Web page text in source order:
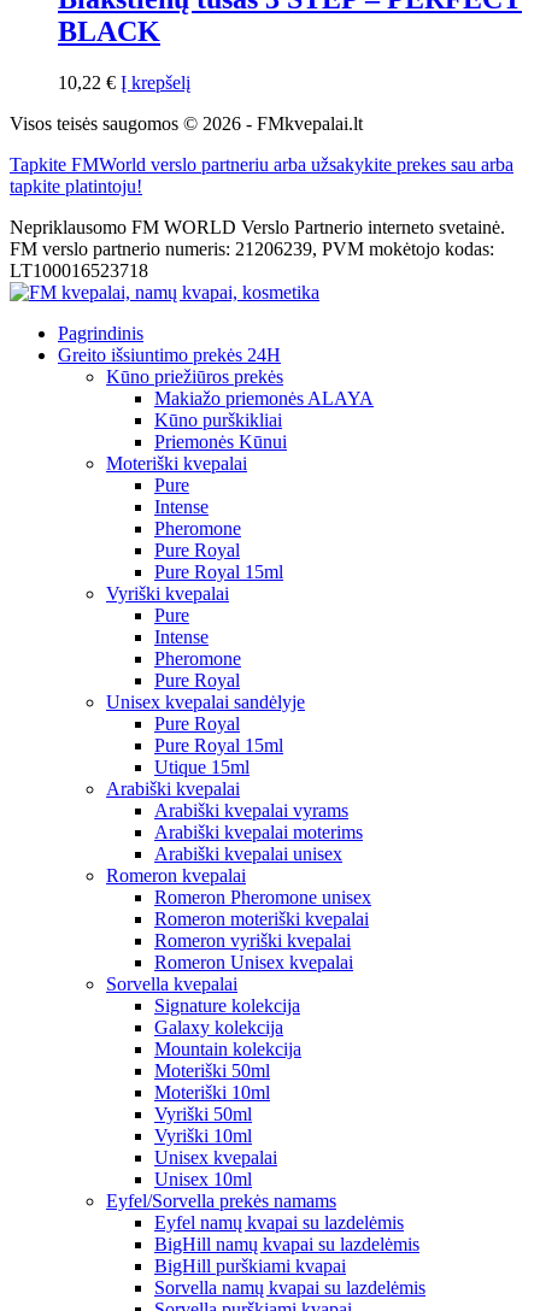
BLACK
10,22 € Į krepšelį
Visos teisės saugomos © 2026 - FMkvepalai.lt
Tapkite FMWorld verslo partneriu arba užsakykite prekes sau arba
tapkite platintoju!
Nepriklausomo FM WORLD Verslo Partnerio interneto svetainė.
FM verslo partnerio numeris: 21206239, PVM mokėtojo kodas:
LT100016523718
Pagrindinis
Greito išsiuntimo prekės 24H
Kūno priežiūros prekės
Makiažo priemonės ALAYA
Kūno purškikliai
Priemonės Kūnui
Moteriški kvepalai
Pure
Intense
Pheromone
Pure Royal
Pure Royal 15ml
Vyriški kvepalai
Pure
Intense
Pheromone
Pure Royal
Unisex kvepalai sandėlyje
Pure Royal
Pure Royal 15ml
Utique 15ml
Arabiški kvepalai
Arabiški kvepalai vyrams
Arabiški kvepalai moterims
Arabiški kvepalai unisex
Romeron kvepalai
Romeron Pheromone unisex
Romeron moteriški kvepalai
Romeron vyriški kvepalai
Romeron Unisex kvepalai
Sorvella kvepalai
Signature kolekcija
Galaxy kolekcija
Mountain kolekcija
Moteriški 50ml
Moteriški 10ml
Vyriški 50ml
Vyriški 10ml
Unisex kvepalai
Unisex 10ml
Eyfel/Sorvella prekės namams
Eyfel namų kvapai su lazdelėmis
BigHill namų kvapai su lazdelėmis
BigHill purškiami kvapai
Sorvella namų kvapai su lazdelėmis